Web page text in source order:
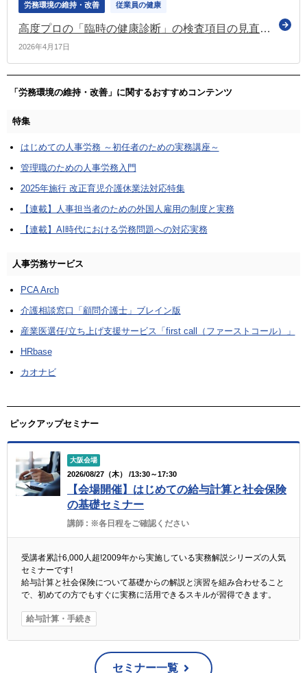
労務環境の維持・改善 従業員の健康
高度プロの「臨時の健康診断」の検査項目の見直しなどを報告（労政審の労働条件分科会）
2026年4月17日
「労務環境の維持・改善」に関するおすすめコンテンツ
特集
はじめての人事労務 ～初任者のための実務講座～
管理職のための人事労務入門
2025年施行 改正育児介護休業法対応特集
【連載】人事担当者のための外国人雇用の制度と実務
【連載】AI時代における労務問題への対応実務
人事労務サービス
PCA Arch
介護相談窓口「顧問介護士」ブレイン版
産業医選任/立ち上げ支援サービス「first call（ファーストコール）」
HRbase
カオナビ
ピックアップセミナー
大阪会場
2026/08/27（木） /13:30～17:30
【会場開催】はじめての給与計算と社会保険
の基礎セミナー
講師 : ※各日程をご確認ください
受講者累計6,000人超!2009年から実施している実務解説シリーズの人気
セミナーです!
給与計算と社会保険について基礎からの解説と演習を組み合わせること
で、初めての方でもすぐに実務に活用できるスキルが習得できます。
給与計算・手続き
セミナー一覧